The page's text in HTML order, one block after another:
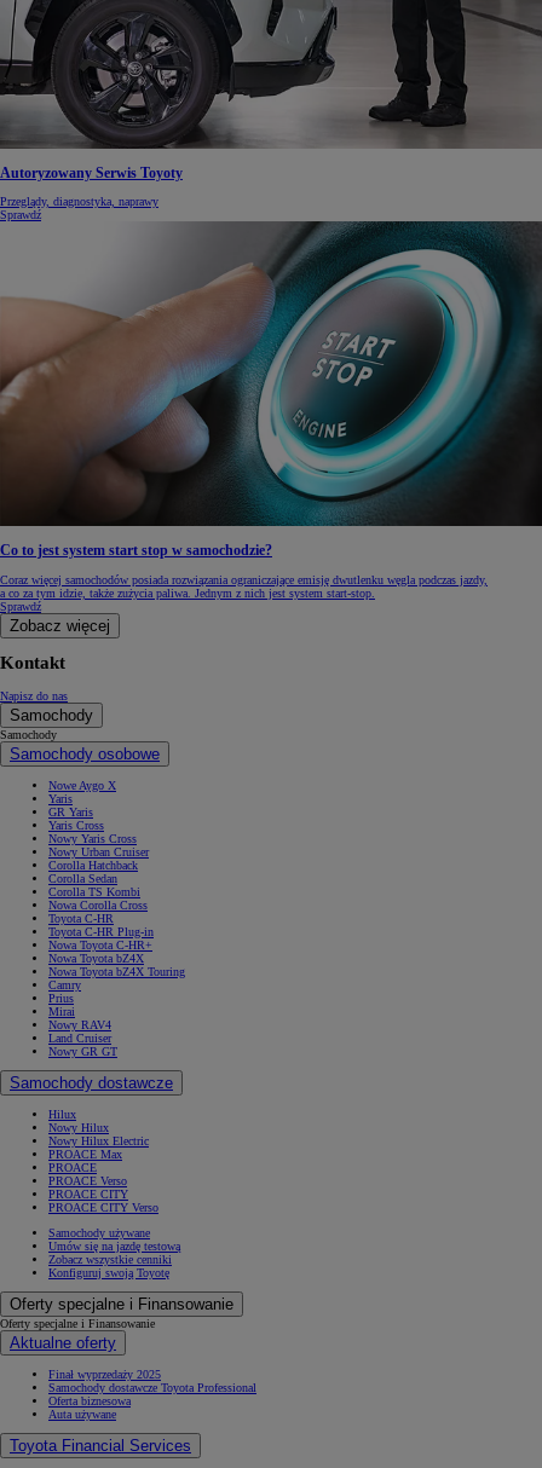
Autoryzowany Serwis Toyoty
Przeglądy, diagnostyka, naprawy
Sprawdź
Co to jest system start stop w samochodzie?
Coraz więcej samochodów posiada rozwiązania ograniczające emisję dwutlenku węgla podczas jazdy,
a co za tym idzie, także zużycia paliwa. Jednym z nich jest system start-stop.
Sprawdź
Zobacz więcej
Kontakt
Napisz do nas
Samochody
Samochody
Samochody osobowe
Nowe Aygo X
Yaris
GR Yaris
Yaris Cross
Nowy Yaris Cross
Nowy Urban Cruiser
Corolla Hatchback
Corolla Sedan
Corolla TS Kombi
Nowa Corolla Cross
Toyota C-HR
Toyota C-HR Plug-in
Nowa Toyota C-HR+
Nowa Toyota bZ4X
Nowa Toyota bZ4X Touring
Camry
Prius
Mirai
Nowy RAV4
Land Cruiser
Nowy GR GT
Samochody dostawcze
Hilux
Nowy Hilux
Nowy Hilux Electric
PROACE Max
PROACE
PROACE Verso
PROACE CITY
PROACE CITY Verso
Samochody używane
Umów się na jazdę testową
Zobacz wszystkie cenniki
Konfiguruj swoją Toyotę
Oferty specjalne i Finansowanie
Oferty specjalne i Finansowanie
Aktualne oferty
Finał wyprzedaży 2025
Samochody dostawcze Toyota Professional
Oferta biznesowa
Auta używane
Toyota Financial Services